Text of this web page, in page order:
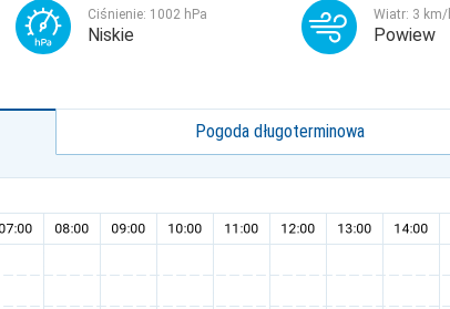
Ciśnienie: 1002 hPa
Niskie
Wiatr: 3 km/
Powiew
Pogoda długoterminowa